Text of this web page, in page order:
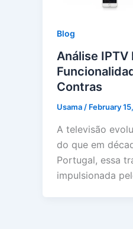
Blog
Análise
Contras
Usama / February
A televisão
do que em
Portugal, essa
impulsionada